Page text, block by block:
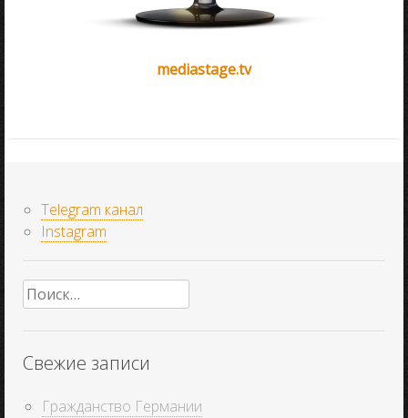
mediastage.tv
Telegram канал
Instagram
Найти:
Свежие записи
Гражданство Германии